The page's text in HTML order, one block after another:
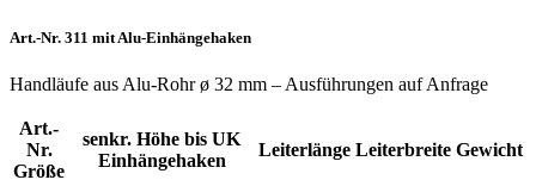
Art.-Nr. 311 mit Alu-Einhängehaken
Handläufe aus Alu-Rohr ø 32 mm – Ausführungen auf Anfrage
Art.-
Nr.
Größe
senkr. Höhe bis UK
Einhängehaken
Leiterlänge Leiterbreite Gewicht